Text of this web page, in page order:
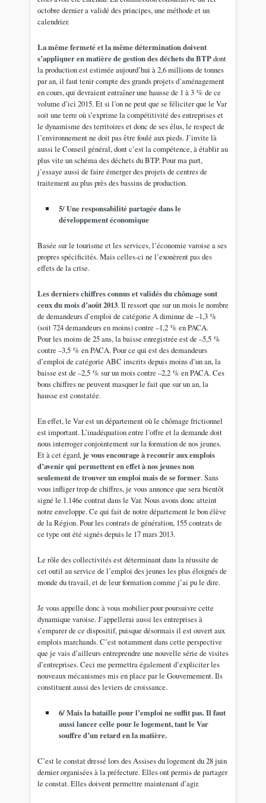
octobre dernier a validé des principes, une méthode et un
calendrier.
La même fermeté et la même détermination doivent
s’appliquer en matière de gestion des déchets du BTPdont
la production est estimée aujourd’hui à 2,6 millions de tonnes
par an, il faut tenir compte des grands projets d’aménagement
en cours, qui devraient entraîner une hausse de 1 à 3 % de ce
volume d’ici 2015. Et si l’on ne peut que se féliciter que le Var
soit une terre où s’exprime la compétitivité des entreprises et
le dynamisme des territoires et donc de ses élus, le respect de
l’environnement ne doit pas être foulé aux pieds. J’invite là
aussi le Conseil général, dont c’est la compétence, à établir au
plus vite un schéma des déchets du BTP. Pour ma part,
j’essaye aussi de faire émerger des projets de centres de
traitement au plus près des bassins de production.
5/ Une responsabilité partagée dans le
développement économique
Basée sur le tourisme et les services, l’économie varoise a ses
propres spécificités. Mais celles-ci ne l’exonèrent pas des
effets de la crise.
Les derniers chiffres connus et validés du chômage sont
ceux du mois d’août 2013. Il ressort que sur un mois le nombre
de demandeurs d’emploi de catégorie A diminue de –1,3 %
(soit 724 demandeurs en moins) contre –1,2 % en PACA.
Pour les moins de 25 ans, la baisse enregistrée est de –5,5 %
contre –3,5 % en PACA. Pour ce qui est des demandeurs
d’emploi de catégorie ABC inscrits depuis moins d’un an, la
baisse est de –2,5 % sur un mois contre –2,2 % en PACA. Ces
bons chiffres ne peuvent masquer le fait que sur un an, la
hausse est constatée.
En effet, le Var est un département où le chômage frictionnel
est important. L’inadéquation entre l’offre et la demande doit
nous interroger conjointement sur la formation de nos jeunes.
Et à cet égard, je vous encourage à recourir aux emplois
d’avenir qui permettent en effet à nos jeunes non
seulement de trouver un emploi mais de se former. Sans
vous infliger trop de chiffres, je vous annonce que sera bientôt
signé le 1.146e contrat dans le Var. Nous avons donc atteint
notre enveloppe. Ce qui fait de notre département le bon élève
de la Région. Pour les contrats de génération, 155 contrats de
ce type ont été signés depuis le 17 mars 2013.
Le rôle des collectivités est déterminant dans la réussite de
cet outil au service de l’emploi des jeunes les plus éloignés de
monde du travail, et de leur formation comme j’ai pu le dire.
Je vous appelle donc à vous mobilier pour poursuivre cette
dynamique varoise. J’appellerai aussi les entreprises à
s’emparer de ce dispositif, puisque désormais il est ouvert aux
emplois marchands. C’est notamment dans cette perspective
que je vais d’ailleurs entreprendre une nouvelle série de visites
d’entreprises. Ceci me permettra également d’expliciter les
nouveaux mécanismes mis en place par le Gouvernement. Ils
constituent aussi des leviers de croissance.
6/ Mais la bataille pour l’emploi ne suffit pas. Il faut
aussi lancer celle pour le logement, tant le Var
souffre d’un retard en la matière.
C’est le constat dressé lors des Assises du logement du 28 juin
dernier organisées à la préfecture. Elles ont permis de partager
le constat. Elles doivent permettre maintenant d’agir.